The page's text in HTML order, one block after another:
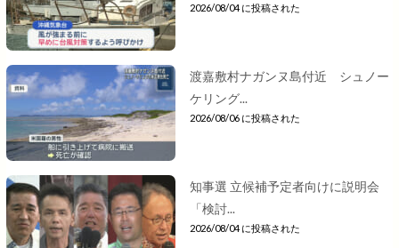
2026/08/04 に投稿された
渡嘉敷村ナガンヌ島付近 シュノー
ケリング...
2026/08/06 に投稿された
知事選 立候補予定者向けに説明会
「検討...
2026/08/04 に投稿された